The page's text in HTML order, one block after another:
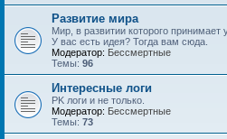
Развитие мира
Мир, в развитии которого принимает
У вас есть идея? Тогда вам сюда.
Модератор: Бессмертные
Темы: 96
Интересные логи
PK логи и не только.
Модератор: Бессмертные
Темы: 73